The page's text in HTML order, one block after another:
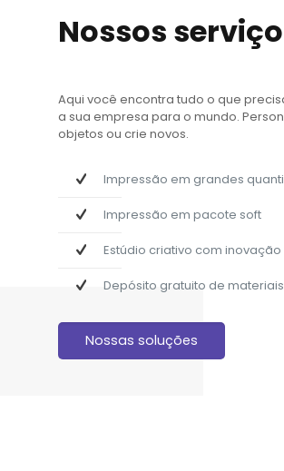
Nossos
Aqui você encontra tudo o que
a sua empresa para o mundo.
objetos ou crie novos.
Impressão em grandes
Impressão em pacote soft
Estúdio criativo com inovação
Depósito gratuito de materiais
Nossas soluções